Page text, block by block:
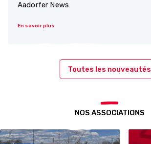
Aadorfer News
En savoir plus
Toutes les nouveautés
NOS ASSOCIATIONS